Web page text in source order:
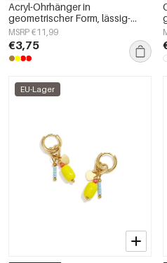
Acryl-Ohrhänger in
geometrischer Form, lässig-
schlichte Serie, Damenschmuck
MSRP €11,99
€3,75
EU-Lager